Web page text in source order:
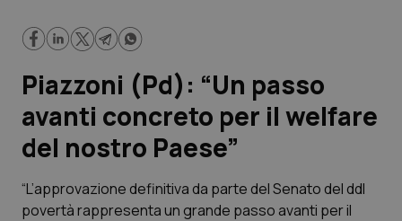
Governo e Parlamento
Regioni e Asl
Lavoro e Professioni
Scienza e Farmaci
Piazzoni (Pd): “Un passo
avanti concreto per il welfare
del nostro Paese”
“L’approvazione definitiva da parte del Senato del ddl
povertà rappresenta un grande passo avanti per il